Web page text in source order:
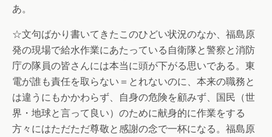
あ。
☆文句ばかり書いてきたこのひどい状況のなか、福島原
発の現場で給水作業にあたっている自衛隊と警察と消防
庁の隊員の皆さんには本当に頭が下がる思いである。東
電が誰も責任を取らない＝とれないのに、本来の職務と
は違うにもかかわらず、自身の危険を顧みず、国民（世
界・地球と言って良い）のために献身的に作業をする
方々にはただただ尊敬と感謝の念で一杯になる。福島原